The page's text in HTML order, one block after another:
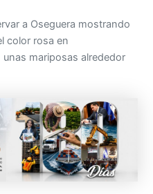
a Oseguera mostrando
color rosa en
mariposas alrededor